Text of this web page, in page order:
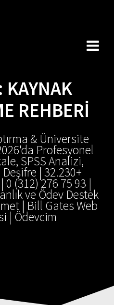
KAYNAK
REHBERI
& Üniversite
Profesyonel
SPSS Analizi,
| 32.230+
0 (312) 276 75 93 |
ve Ödev Destek
| Bill Gates Web
| Ödevcim